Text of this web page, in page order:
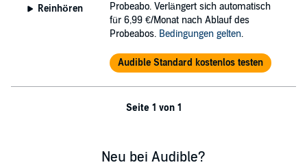
Reinhören
Probeabo. Verlängert sich automatisch
für 6,99 €/Monat nach Ablauf des
Probeabos. Bedingungen gelten.
Audible Standard kostenlos testen
Seite 1 von 1
Neu bei Audible?